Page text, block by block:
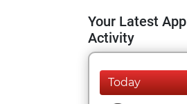
Your Latest App
Activity
Today